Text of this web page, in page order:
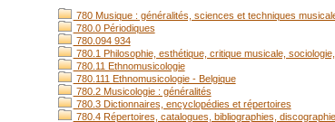
780 Musique : généralités, sciences et techniques
780.0 Périodiques
780.094 934
780.1 Philosophie, esthétique, critique musicale,
780.11 Ethnomusicologie
780.111 Ethnomusicologie - Belgique
780.2 Musicologie : généralités
780.3 Dictionnaires, encyclopédies et répertoires
780.4 Répertoires, catalogues, bibliographies,